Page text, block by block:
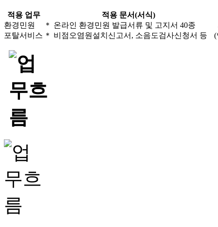
적용 업무
적용 문서(서식)
환경민원
포탈서비스
＊ 온라인 환경민원 발급서류 및 고지서 40종
＊ 비점오염원설치신고서, 소음도검사신청서 등
(